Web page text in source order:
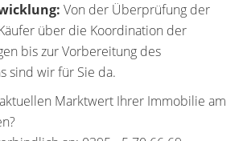
Von der Überprüfung der
über die Koordination der
bis zur Vorbereitung des
sind wir für Sie da.
Marktwert Ihrer Immobilie am